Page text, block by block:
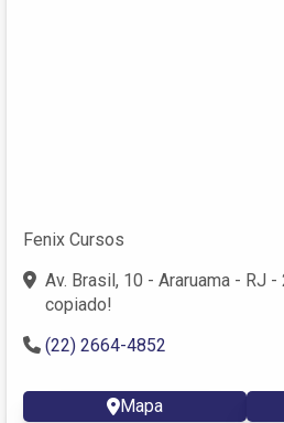
Fenix Cursos
Av. Brasil, 10 - Araruama - RJ
copiado!
(22) 2664-4852
Mapa